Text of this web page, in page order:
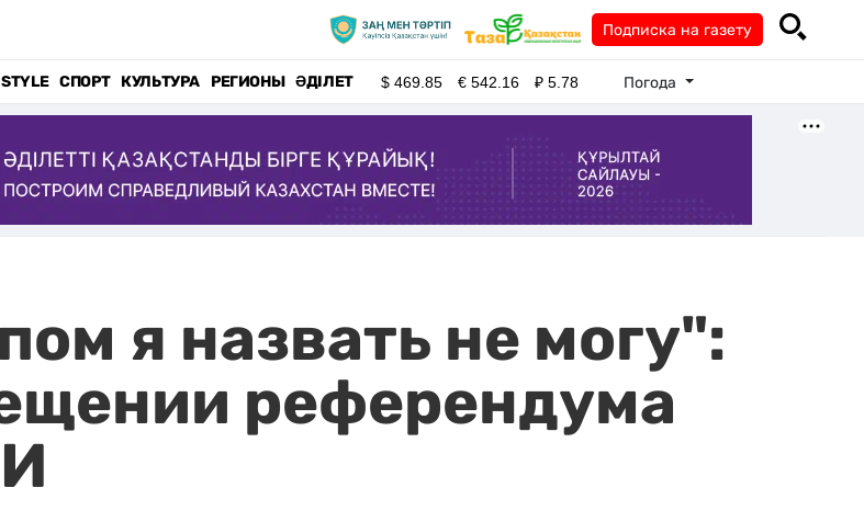
Подписка на газету
СПОРТ КУЛЬТУРА РЕГИОНЫ ӘДІЛЕТ $469.85 €542.16 ₽5.78 Погода
я назвать не могу":
референдума